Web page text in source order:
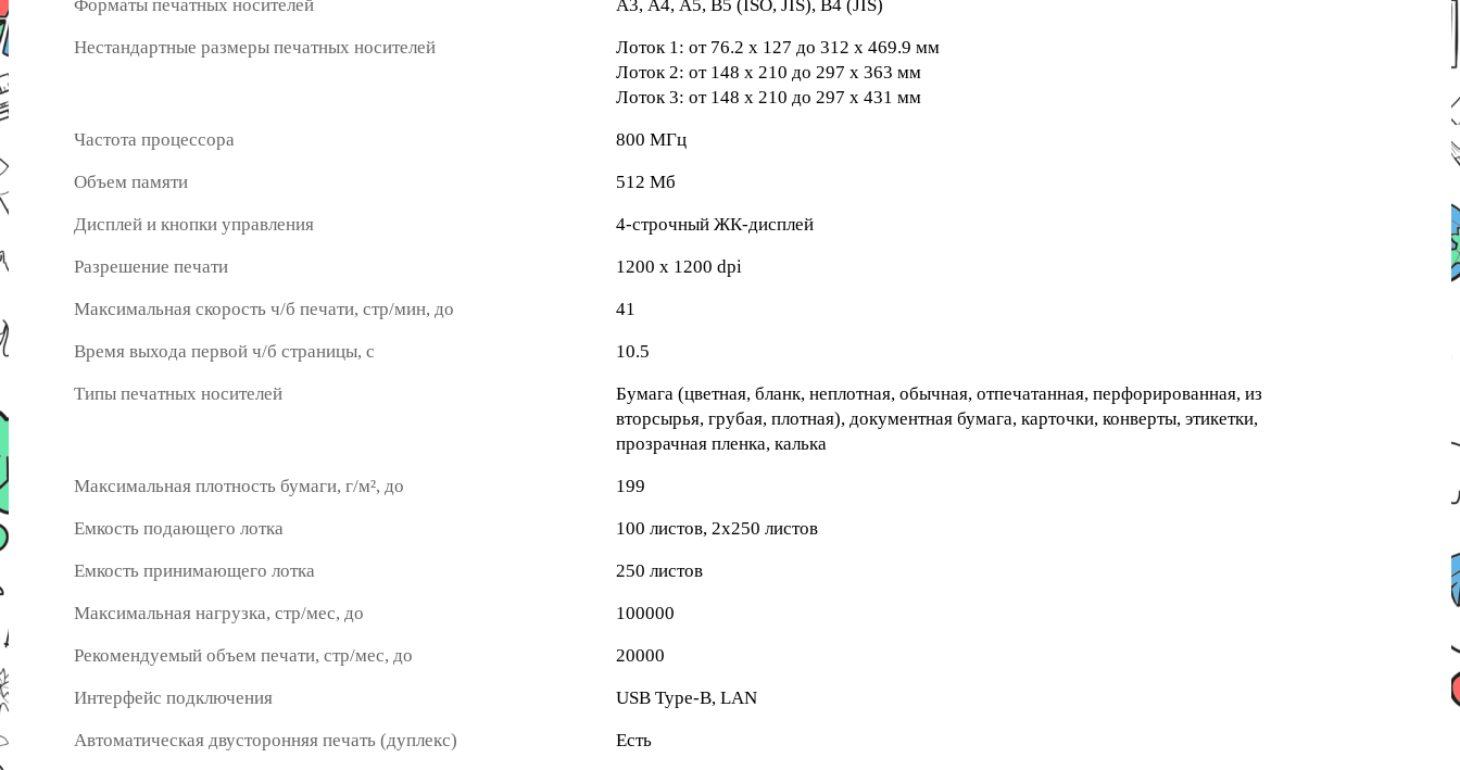
Форматы печатных носителей А3, А4, A5, B5 (ISO, JIS), B4 (JIS)
Нестандартные размеры печатных носителей
Лоток 1: от 76.2 x 127 до 312 x 469.9 мм
Лоток 2: от 148 x 210 до 297 x 363 мм
Лоток 3: от 148 x 210 до 297 x 431 мм
Частота процессора 800 МГц
Объем памяти 512 Мб
Дисплей и кнопки управления 4-строчный ЖК-дисплей
Разрешение печати 1200 x 1200 dpi
Максимальная скорость ч/б печати, стр/мин, до 41
Время выхода первой ч/б страницы, с 10.5
Типы печатных носителей
Бумага (цветная, бланк, неплотная, обычная, отпечатанная, перфорированная, из
вторсырья, грубая, плотная), документная бумага, карточки, конверты, этикетки,
прозрачная пленка, калька
Максимальная плотность бумаги, г/м², до 199
Емкость подающего лотка 100 листов, 2x250 листов
Емкость принимающего лотка 250 листов
Максимальная нагрузка, стр/мес, до 100000
Рекомендуемый объем печати, стр/мес, до 20000
Интерфейс подключения USB Type-B, LAN
Автоматическая двусторонняя печать (дуплекс) Есть